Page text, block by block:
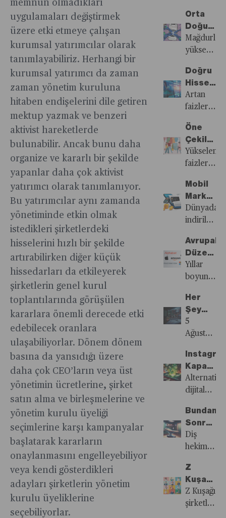
memnun olmadıkları
uygulamaları değiştirmek
üzere etki etmeye çalışan
kurumsal yatırımcılar olarak
tanımlayabiliriz. Herhangi bir
kurumsal yatırımcı da zaman
zaman yönetim kuruluna
hitaben endişelerini dile getiren
mektup yazmak ve benzeri
aktivist hareketlerde
bulunabilir. Ancak bunu daha
organize ve kararlı bir şekilde
yapanlar daha çok aktivist
yatırımcı olarak tanımlanıyor.
Bu yatırımcılar aynı zamanda
yönetiminde etkin olmak
istedikleri şirketlerdeki
hisselerini hızlı bir şekilde
artırabilirken diğer küçük
hissedarları da etkileyerek
şirketlerin genel kurul
toplantılarında görüşülen
kararlara önemli derecede etki
edebilecek oranlara
ulaşabiliyorlar. Dönem dönem
basına da yansıdığı üzere
daha çok CEO’ların veya üst
yönetimin ücretlerine, şirket
satın alma ve birleşmelerine ve
yönetim kurulu üyeliği
seçimlerine karşı kampanyalar
başlatarak kararların
onaylanmasını engelleyebiliyor
veya kendi gösterdikleri
adayları şirketlerin yönetim
kurulu üyeliklerine
seçebiliyorlar.
da prim
üretim
artışı
enflasyon
alındığında
düşük
kalmış
görünüyor.
ediyor.
Peki
ama bu
ittifak
olarak
nedir?
İran’ın
eli ne
güçlü?
Orta
Doğu’da
topyekûn
savaşa
girilmesi
halinde
bölge,
ve
küresel
ekonomi
için ne
riskler
söz
konusu?
kötünün
geride
kaldığı’
yönünde.
öyküsü!”
şirket
nasıl
daha
para
bilmiyor
ve bu da
bir
ücret-
fiyat
kök
salmasını
engelliyor.
sadece
kıdem
tazminatı
ödemek
zorunda
kalmıyor,
aynı
zamanda
kadar
tam
olarak
sayıda
başka
karşı
karşıya
kalıyor
Orta
Doğulu
Meta’nın
Mağdurlar
yüksek
takdirde
görüyor
Doğru
Hisseyi
Seçen
Artan
faizler,
ekonomi
ve
düşen
kârlılıklar
borsadaki
şirketlere
negatif
yansırken
seçilmiş
hisseler
reel
sağladı
Öne
Çekilen
Talepte
Sonun
mı?
Yükselen
faizler,
finansal
koşullar
ve
ivme
kaybı
talebin
öne
yavaşlatmış
görünüyor.
Mobil
Markette
Daha
Az
Daha
Fazla
Harca
Dönemi
Dünyada
indirilen
sayısı
ikinci
çeyrekte
azalsa
da
uygulama
harcamalar
yıllık çift
haneli
büyüdü.
küreselde
hem de
Türkiye’de
TikTok
açık ara
en çok
harcama
yapılan
Avrupalı
Büyük
Yapıyor
Yıllar
boyunca
en
büyük
teknoloji
şirketleri
hükümet
denetimine
büyük
ölçüde
Ancak
bu
durum
hızla
Her
Şey
Yerli
Yerinde
5
Ağustos’ta
sarsıntıyı
tarihe
not
düşmek
adına
sarsıntının
olası üç
Dijital
Alternatif
dijital
stratejileri
zararlarını
minimize
edebilir
Bundan
Sonra
Bizi
Kim
Edecek?
Diş
hekimliği
sayısı
artarken
verilen
eğitim
Z
Kuşağı
İle
Değişen
Z Kuşağı
şirketlerin